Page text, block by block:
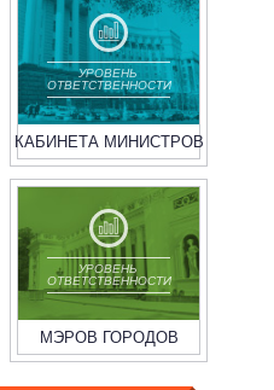
УРОВЕНЬ
ОТВЕТСТВЕННОСТИ
КАБИНЕТА МИНИСТРОВ
УРОВЕНЬ
ОТВЕТСТВЕННОСТИ
МЭРОВ ГОРОДОВ